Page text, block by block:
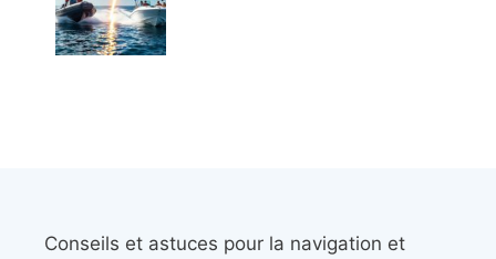
Conseils et astuces pour la navigation et